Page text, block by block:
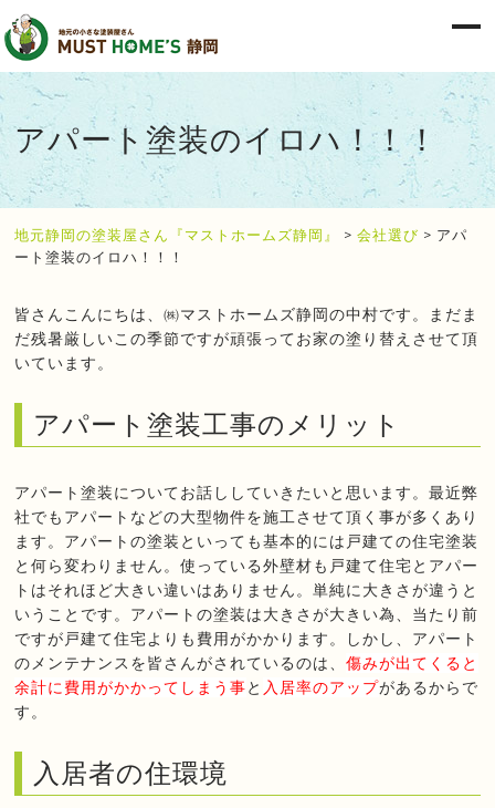
アパート塗装のイロハ！！！
地元静岡の塗装屋さん『マストホームズ静岡』 >会社選び > アパ
ート塗装のイロハ！！！
皆さんこんにちは、㈱マストホームズ静岡の中村です。まだま
だ残暑厳しいこの季節ですが頑張ってお家の塗り替えさせて頂
いています。
アパート塗装工事のメリット
アパート塗装についてお話ししていきたいと思います。最近弊
社でもアパートなどの大型物件を施工させて頂く事が多くあり
ます。アパートの塗装といっても基本的には戸建ての住宅塗装
と何ら変わりません。使っている外壁材も戸建て住宅とアパー
トはそれほど大きい違いはありません。単純に大きさが違うと
いうことです。アパートの塗装は大きさが大きい為、当たり前
ですが戸建て住宅よりも費用がかかります。しかし、アパート
のメンテナンスを皆さんがされているのは、傷みが出てくると
余計に費用がかかってしまう事と 入居率のアップがあるからで
す。
入居者の住環境